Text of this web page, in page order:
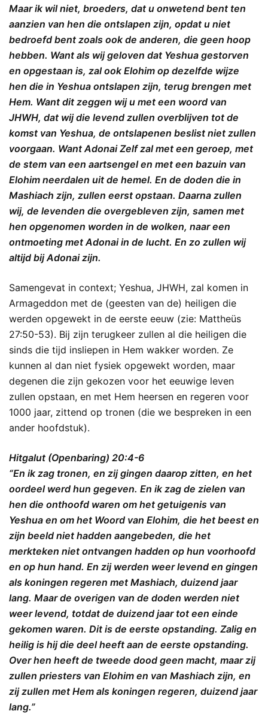
Maar ik wil niet, broeders, dat u onwetend bent ten
aanzien van hen die ontslapen zijn, opdat u niet
bedroefd bent zoals ook de anderen, die geen hoop
hebben. Want als wij geloven dat Yeshua gestorven
en opgestaan is, zal ook Elohim op dezelfde wijze
hen die in Yeshua ontslapen zijn, terug brengen met
Hem. Want dit zeggen wij u met een woord van
JHWH, dat wij die levend zullen overblijven tot de
komst van Yeshua, de ontslapenen beslist niet zullen
voorgaan. Want Adonai Zelf zal met een geroep, met
de stem van een aartsengel en met een bazuin van
Elohim neerdalen uit de hemel. En de doden die in
Mashiach zijn, zullen eerst opstaan. Daarna zullen
wij, de levenden die overgebleven zijn, samen met
hen opgenomen worden in de wolken, naar een
ontmoeting met Adonai in de lucht. En zo zullen wij
altijd bij Adonai zijn.
Samengevat in context; Yeshua, JHWH, zal komen in
Armageddon met de (geesten van de) heiligen die
werden opgewekt in de eerste eeuw (zie: Mattheüs
27:50-53). Bij zijn terugkeer zullen al die heiligen die
sinds die tijd insliepen in Hem wakker worden. Ze
kunnen al dan niet fysiek opgewekt worden, maar
degenen die zijn gekozen voor het eeuwige leven
zullen opstaan, en met Hem heersen en regeren voor
1000 jaar, zittend op tronen (die we bespreken in een
ander hoofdstuk).
Hitgalut (Openbaring) 20:4-6
“En ik zag tronen, en zij gingen daarop zitten, en het
oordeel werd hun gegeven. En ik zag de zielen van
hen die onthoofd waren om het getuigenis van
Yeshua en om het Woord van Elohim, die het beest en
zijn beeld niet hadden aangebeden, die het
merkteken niet ontvangen hadden op hun voorhoofd
en op hun hand. En zij werden weer levend en gingen
als koningen regeren met Mashiach, duizend jaar
lang. Maar de overigen van de doden werden niet
weer levend, totdat de duizend jaar tot een einde
gekomen waren. Dit is de eerste opstanding. Zalig en
heilig is hij die deel heeft aan de eerste opstanding.
Over hen heeft de tweede dood geen macht, maar zij
zullen priesters van Elohim en van Mashiach zijn, en
zij zullen met Hem als koningen regeren, duizend jaar
lang.”